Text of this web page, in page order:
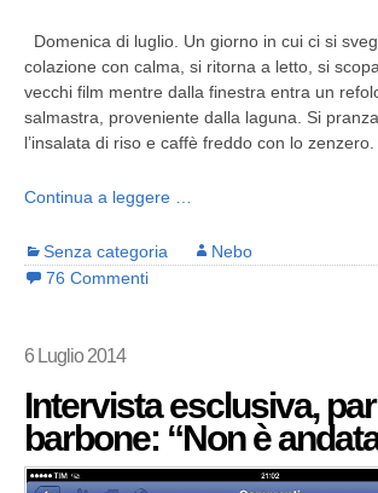
Domenica di luglio. Un giorno in cui ci si
colazione con calma, si ritorna a letto, si
vecchi film mentre dalla finestra entra un
salmastra, proveniente dalla laguna. Si
l’insalata di riso e caffè freddo con lo zenzero.
Continua a leggere …
Senza categoria
Nebo
76 Commenti
6 Luglio 2014
Intervista esclusiva,
barbone: “Non è